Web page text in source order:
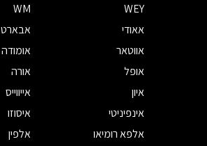
WEY
WM
אאודי
אבארט
אווטאר
אומודה
אופל
אורה
איון
אייווייס
אינפיניטי
איסוזו
אלפא רומיאו
אלפין